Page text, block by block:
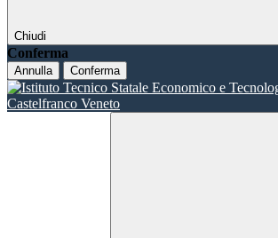
Chiudi
Conferma
Annulla Conferma